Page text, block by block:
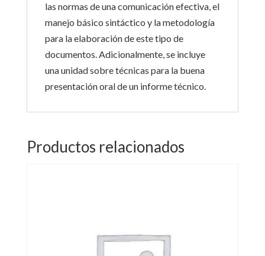
las normas de una comunicación efectiva, el
manejo básico sintáctico y la metodología
para la elaboración de este tipo de
documentos. Adicionalmente, se incluye
una unidad sobre técnicas para la buena
presentación oral de un informe técnico.
Productos relacionados